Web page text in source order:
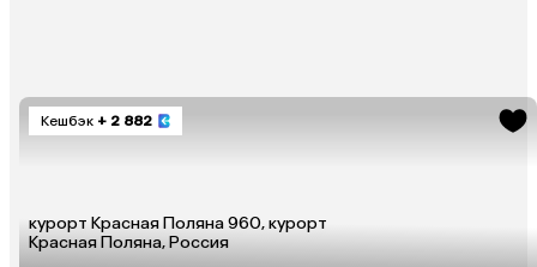
Кешбэк + 2 882
курорт Красная Поляна 960, курорт
Красная Поляна, Россия